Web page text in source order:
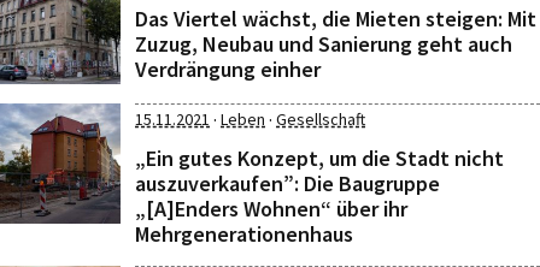
Das Viertel wächst, die Mieten steigen: Mit
Zuzug, Neubau und Sanierung geht auch
Verdrängung einher
15.11.2021 · Leben · Gesellschaft
„Ein gutes Konzept, um die Stadt nicht
auszuverkaufen”: Die Baugruppe
„[A]Enders Wohnen“ über ihr
Mehrgenerationenhaus